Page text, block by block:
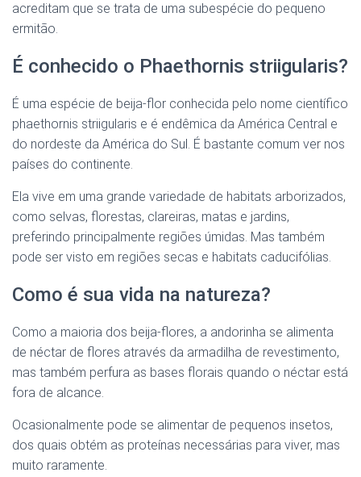
acreditam que se trata de uma subespécie do pequeno
ermitão.
É conhecido o Phaethornis striigularis?
É uma espécie de beija-flor conhecida pelo nome científico
phaethornis striigularis e é endêmica da América Central e
do nordeste da América do Sul. É bastante comum ver nos
países do continente.
Ela vive em uma grande variedade de habitats arborizados,
como selvas, florestas, clareiras, matas e jardins,
preferindo principalmente regiões úmidas. Mas também
pode ser visto em regiões secas e habitats caducifólias.
Como é sua vida na natureza?
Como a maioria dos beija-flores, a andorinha se alimenta
de néctar de flores através da armadilha de revestimento,
mas também perfura as bases florais quando o néctar está
fora de alcance.
Ocasionalmente pode se alimentar de pequenos insetos,
dos quais obtém as proteínas necessárias para viver, mas
muito raramente.